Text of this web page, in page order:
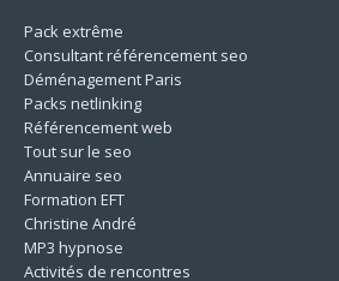
Pack extrême
Consultant référencement seo
Déménagement Paris
Packs netlinking
Référencement web
Tout sur le seo
Annuaire seo
Formation EFT
Christine André
MP3 hypnose
Activités de rencontres